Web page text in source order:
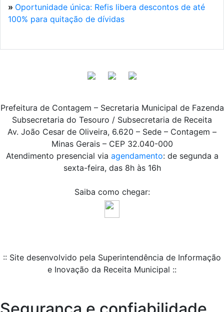
» Oportunidade única: Refis libera descontos de até
100% para quitação de dívidas
Prefeitura de Contagem – Secretaria Municipal de Fazenda
Subsecretaria do Tesouro / Subsecretaria de Receita
Av. João Cesar de Oliveira, 6.620 – Sede – Contagem –
Minas Gerais – CEP 32.040-000
Atendimento presencial via agendamento: de segunda a
sexta-feira, das 8h às 16h
Saiba como chegar:
:: Site desenvolvido pela Superintendência de Informação
e Inovação da Receita Municipal ::